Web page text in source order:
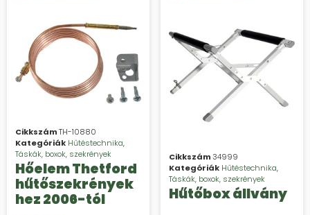
CikkszámTH-10880
Kategóriák Hűtéstechnika,
Táskák, boxok, szekrények
Hőelem Thetford
hűtőszekrények
hez 2006-tól
Cikkszám 34999
Kategóriák Hűtéstechnika,
Táskák, boxok, szekrények
Hűtőbox állvány